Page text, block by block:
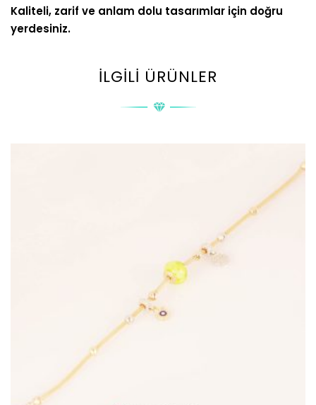
Kaliteli, zarif ve anlam dolu tasarımlar için doğru
yerdesiniz.
İLGILI ÜRÜNLER